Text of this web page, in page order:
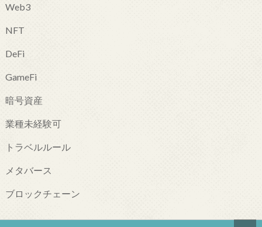
Web3
NFT
DeFi
GameFi
暗号資産
業種未経験可
トラベルルール
メタバース
ブロックチェーン